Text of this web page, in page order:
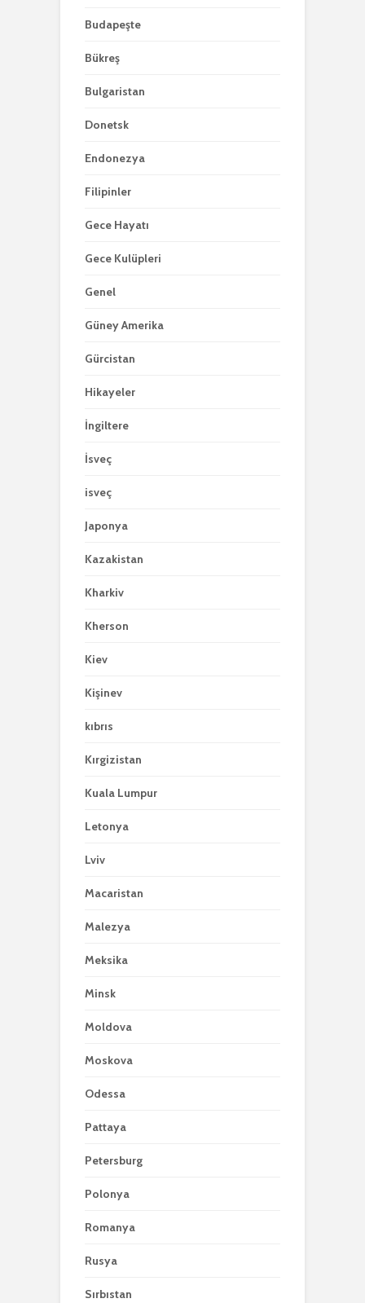
Budapeşte
Bükreş
Bulgaristan
Donetsk
Endonezya
Filipinler
Gece Hayatı
Gece Kulüpleri
Genel
Güney Amerika
Gürcistan
Hikayeler
İngiltere
İsveç
isveç
Japonya
Kazakistan
Kharkiv
Kherson
Kiev
Kişinev
kıbrıs
Kırgizistan
Kuala Lumpur
Letonya
Lviv
Macaristan
Malezya
Meksika
Minsk
Moldova
Moskova
Odessa
Pattaya
Petersburg
Polonya
Romanya
Rusya
Sırbıstan